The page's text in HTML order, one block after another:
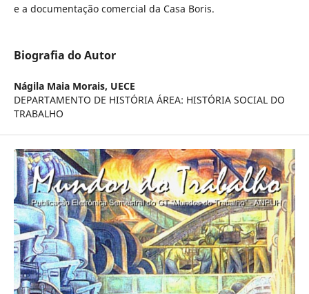
e a documentação comercial da Casa Boris.
Biografia do Autor
Nágila Maia Morais, UECE
DEPARTAMENTO DE HISTÓRIA ÁREA: HISTÓRIA SOCIAL DO
TRABALHO